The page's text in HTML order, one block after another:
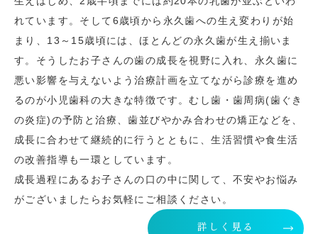
れています。そして6歳頃から永久歯への生え変わりが始
まり、13～15歳頃には、ほとんどの永久歯が生え揃いま
す。そうしたお子さんの歯の成長を視野に入れ、永久歯に
悪い影響を与えないよう治療計画を立てながら診療を進め
るのが小児歯科の大きな特徴です。むし歯・歯周病(歯ぐき
の炎症)の予防と治療、歯並びやかみ合わせの矯正などを、
成長に合わせて継続的に行うとともに、生活習慣や食生活
の改善指導も一環としています。
成長過程にあるお子さんの口の中に関して、不安やお悩み
がございましたらお気軽にご相談ください。
詳しく見る